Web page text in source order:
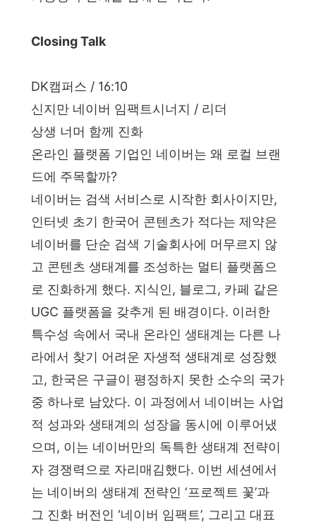
Closing Talk
DK캠퍼스 / 16:10
신지만 네이버 임팩트시너지 / 리더
상생 너머 함께 진화
온라인 플랫폼 기업인 네이버는 왜 로컬 브랜
드에 주목할까?
네이버는 검색 서비스로 시작한 회사이지만,
인터넷 초기 한국어 콘텐츠가 적다는 제약은
네이버를 단순 검색 기술회사에 머무르지 않
고 콘텐츠 생태계를 조성하는 멀티 플랫폼으
로 진화하게 했다. 지식인, 블로그, 카페 같은
UGC 플랫폼을 갖추게 된 배경이다. 이러한
특수성 속에서 국내 온라인 생태계는 다른 나
라에서 찾기 어려운 자생적 생태계로 성장했
고, 한국은 구글이 평정하지 못한 소수의 국가
중 하나로 남았다. 이 과정에서 네이버는 사업
적 성과와 생태계의 성장을 동시에 이루어냈
으며, 이는 네이버만의 독특한 생태계 전략이
자 경쟁력으로 자리매김했다. 이번 세션에서
는 네이버의 생태계 전략인 ‘프로젝트 꽃’과
그 진화 버전인 ‘네이버 임팩트’, 그리고 대표